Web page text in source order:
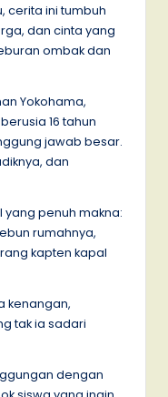
cerita ini tumbuh
dan cinta yang
ombak dan
Yokohama,
16 tahun
jawab besar.
dan
yang penuh makna:
rumahnya,
kapten kapal
kenangan,
tak ia sadari
dengan